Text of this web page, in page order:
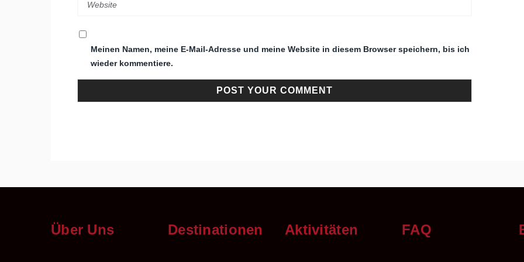
Meinen Namen, meine E-Mail-Adresse und meine Website in diesem Browser speichern, bis ich
wieder kommentiere.
Über Uns Destinationen Aktivitäten FAQ